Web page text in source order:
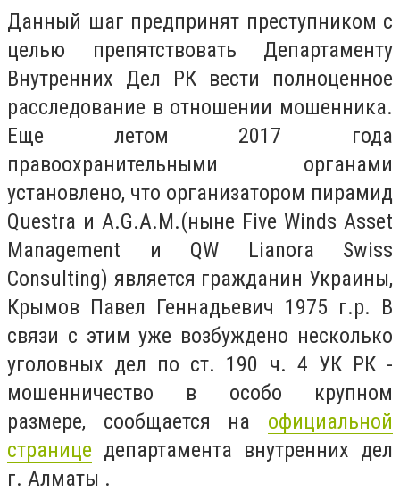
Данный шаг предпринят преступником с
целью препятствовать Департаменту
Внутренних Дел РК вести полноценное
расследование в отношении мошенника.
Еще летом 2017 года
правоохранительными органами
установлено, что организатором пирамид
Questra и A.G.A.M.(ныне Five Winds Asset
Management и QW Lianora Swiss
Consulting) является гражданин Украины,
Крымов Павел Геннадьевич 1975 г.р. В
связи с этим уже возбуждено несколько
уголовных дел по ст. 190 ч. 4 УК РК -
мошенничество в особо крупном
размере, сообщается на официальной
странице департамента внутренних дел
г. Алматы .